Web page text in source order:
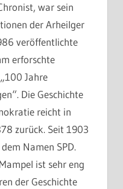
war sein
der Arheilger
veröffentlichte
erforschte
Jahre
Die Geschichte
reicht in
zurück. Seit 1903
Namen SPD.
ist sehr eng
der Geschichte